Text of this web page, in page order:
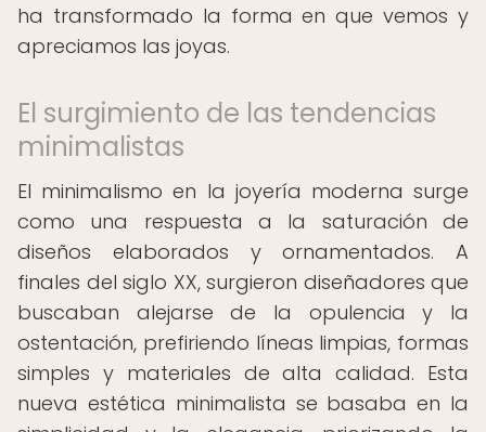
ha transformado la forma en que vemos y
apreciamos las joyas.
El surgimiento de las tendencias
minimalistas
El minimalismo en la joyería moderna surge
como una respuesta a la saturación de
diseños elaborados y ornamentados. A
finales del siglo XX, surgieron diseñadores que
buscaban alejarse de la opulencia y la
ostentación, prefiriendo líneas limpias, formas
simples y materiales de alta calidad. Esta
nueva estética minimalista se basaba en la